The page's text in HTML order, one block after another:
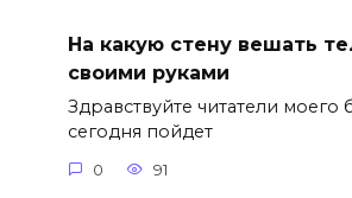
На какую стену вешать
своими руками
Здравствуйте читатели моего
сегодня пойдет
0 91